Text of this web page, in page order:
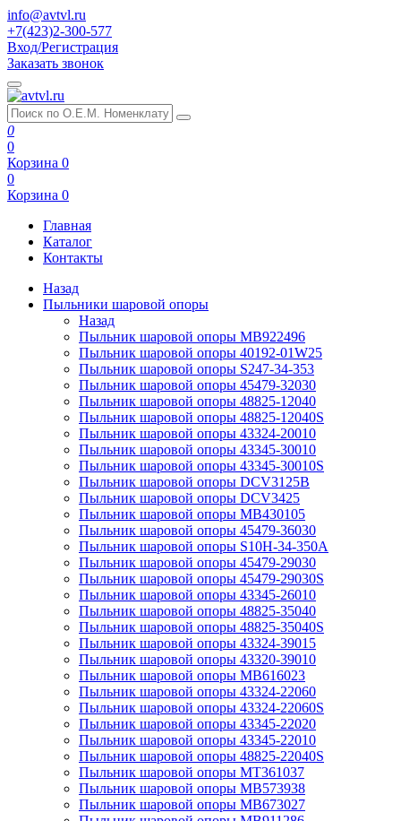
info@avtvl.ru
+7(423)2-300-577
Вход/Регистрация
Заказать звонок
0
0
Корзина 0
0
Корзина 0
Главная
Каталог
Контакты
Назад
Пыльники шаровой опоры
Назад
Пыльник шаровой опоры MB922496
Пыльник шаровой опоры 40192-01W25
Пыльник шаровой опоры S247-34-353
Пыльник шаровой опоры 45479-32030
Пыльник шаровой опоры 48825-12040
Пыльник шаровой опоры 48825-12040S
Пыльник шаровой опоры 43324-20010
Пыльник шаровой опоры 43345-30010
Пыльник шаровой опоры 43345-30010S
Пыльник шаровой опоры DCV3125B
Пыльник шаровой опоры DCV3425
Пыльник шаровой опоры MB430105
Пыльник шаровой опоры 45479-36030
Пыльник шаровой опоры S10H-34-350A
Пыльник шаровой опоры 45479-29030
Пыльник шаровой опоры 45479-29030S
Пыльник шаровой опоры 43345-26010
Пыльник шаровой опоры 48825-35040
Пыльник шаровой опоры 48825-35040S
Пыльник шаровой опоры 43324-39015
Пыльник шаровой опоры 43320-39010
Пыльник шаровой опоры MB616023
Пыльник шаровой опоры 43324-22060
Пыльник шаровой опоры 43324-22060S
Пыльник шаровой опоры 43345-22020
Пыльник шаровой опоры 43345-22010
Пыльник шаровой опоры 48825-22040S
Пыльник шаровой опоры MT361037
Пыльник шаровой опоры MB573938
Пыльник шаровой опоры MB673027